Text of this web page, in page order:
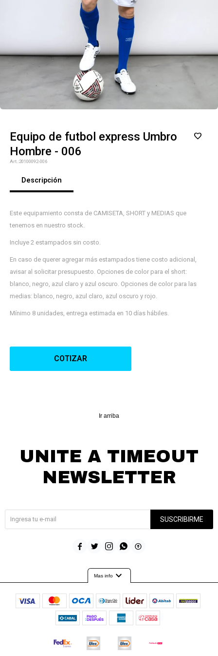
Equipo de futbol express Umbro
Hombre - 006
20100092-006
Descripción
Este equipamiento consta de CAMISETA, SHORT y MEDIAS que
tenemos en nuestro stock.
Incluye 2 estampados sin costo.
En caso de querer agregar más estampados tiene costo adicional,
avisar al solicitar presupuesto. Opciones de color para el short:
blanco, negro, azul claro y azul oscuro. Opciones de color para las
medias: blanco, negro, azul claro, azul oscuro y rojo.
Mínimo 8 unidades, entrega estimada en 10 días hábiles.
COTIZAR
Ir arriba
UNITE A TIMEOUT
NEWSLETTER
SUSCRIBIRME
    
Mas infoexpand_more
Después, hasta en 12
cuotas y sin tocar tu
tarjeta de crédito
comprar!
Comprá en 3 cuotas sin recargo o hasta en
12 cuotas * ¡Solo con tu cédula!
Verifica si estás calificado para comprar
Cédula de identidad
Fecha de nacimiento
Estás calificado para comprar usando Pago
Después.
¡Tenés hasta
para comprar en las cuotas que
prefieras!
Elegí tus productos preferidos
Ups!
Parece que no tenes oferta, lamentamos el
inconveniente, por cualquier duda contactanos
¡Algo salió mal!
Por favor intenta nuevamente mas tarde.